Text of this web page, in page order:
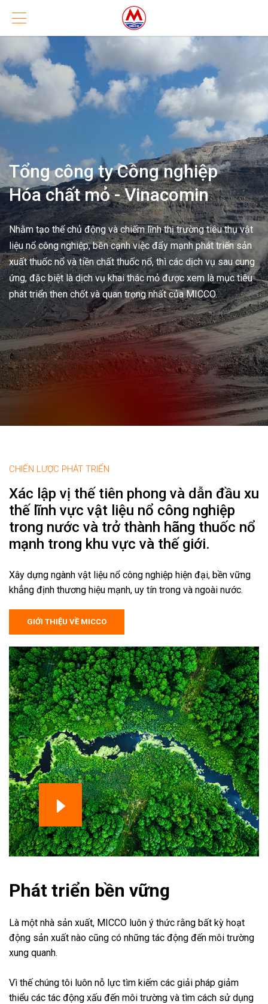
Tổng công ty Công nghiệp
Hóa chất mỏ - Vinacomin
Nhằm tạo thế chủ động và chiếm lĩnh thị trường tiêu thụ vật
liệu nổ công nghiệp, bên cạnh việc đẩy mạnh phát triển sản
xuất thuốc nổ và tiền chất thuốc nổ, thì các dịch vụ sau cung
ứng, đặc biệt là dịch vụ khai thác mỏ được xem là mục tiêu
phát triển then chốt và quan trọng nhất của MICCO.
CHIẾN LƯỢC PHÁT TRIỂN
Xác lập vị thế tiên phong và dẫn đầu xu
thế lĩnh vực vật liệu nổ công nghiệp
trong nước và trở thành hãng thuốc nổ
mạnh trong khu vực và thế giới.
Xây dựng ngành vật liệu nổ công nghiệp hiện đại, bền vững
khẳng định thương hiệu mạnh, uy tín trong và ngoài nước.
GIỚI THIỆU VỀ MICCO
Phát triển bền vững
Là một nhà sản xuất, MICCO luôn ý thức rằng bất kỳ hoạt
động sản xuất nào cũng có những tác động đến môi trường
xung quanh.
Vì thế chúng tôi luôn nỗ lực tìm kiếm các giải pháp giảm
thiểu các tác động xấu đến môi trường và tìm cách sử dụng